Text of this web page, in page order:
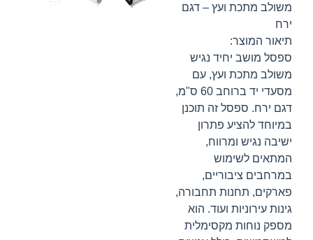
משולב מתכת ועץ – דגם
ירח
תיאור המוצר:
ספסל מושב יחיד נגיש
משולב מתכת ועץ, עם
מסעדי יד ברוחב 60 ס"מ,
דגם ירח. ספסל זה תוכנן
במיוחד להציע פתרון
ישיבה נגיש ומרווח,
המתאים לשימוש
במרחבים ציבוריים,
פארקים, תחנות תחבורה,
גינות עירוניות ועוד. הוא
מספק נוחות מקסימלית